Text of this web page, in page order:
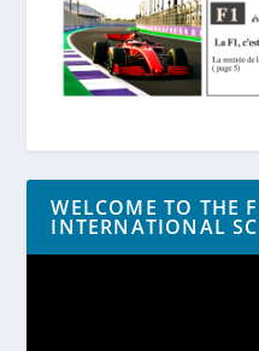
WELCOME TO THE
INTERNATIONAL